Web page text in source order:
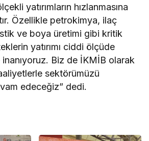
yatırımların hızlanmasına
Özellikle petrokimya, ilaç
ve boya üretimi gibi kritik
yatırımı ciddi ölçüde
Biz de İKMİB olarak
sektörümüzü
edeceğiz” dedi.